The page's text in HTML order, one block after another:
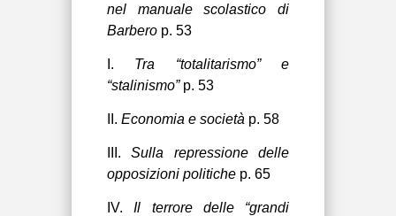
nel manuale scolastico di
Barberop. 53
I. Tra “totalitarismo” e
“stalinismo”p. 53
II. Economia e società p. 58
III.Sulla repressione delle
opposizioni politichep. 65
IV.Il terrore delle “grandi